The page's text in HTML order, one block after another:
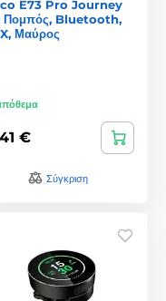
E73 Pro Journey
Πομπός, Bluetooth,
Μαύρος
€
Σύγκριση